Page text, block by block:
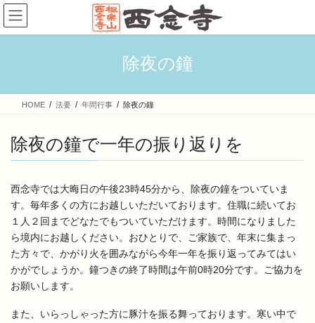
コ
ン
テ
ス
ナ
ビ
ゲ
ン
除夜の鐘
HOME 法要 年間行事 除夜の鐘
除夜の鐘で一年の振り返りを
西念寺では大晦日の午後23時45分から、除夜の鐘をついていま
す。毎年多くの方にお越しいただいております。住職に続いてお
１人２回までどなたでもついていただけます。時間になりました
ら境内にお越しください。おひとりで、ご家族で、年末に集まっ
た方々で、かがり火を囲みながら今年一年を振り返ってみてはい
かがでしょうか。鐘つきの終了時間は午前0時20分です。ご協力を
お願いします。
また、いらっしゃった方に豚汁を振る舞っております。寒い中で